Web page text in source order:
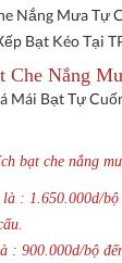
Nắng Mưa Tự
Bạt Kéo Tại
Che Nắng
Mái Bạt Tự
bạt che nắng
: 1.650.000d/
: 900.000d/bộ